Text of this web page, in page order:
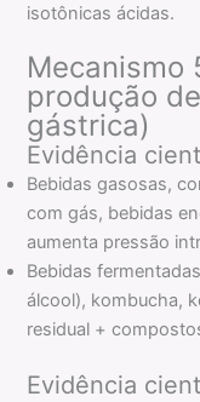
isotônicas ácidas.
Mecanismo
produção
gástrica)
Evidência
Bebidas gasosas,
com gás, bebidas
aumenta pressão
Bebidas
álcool), kombucha,
residual +
Evidência